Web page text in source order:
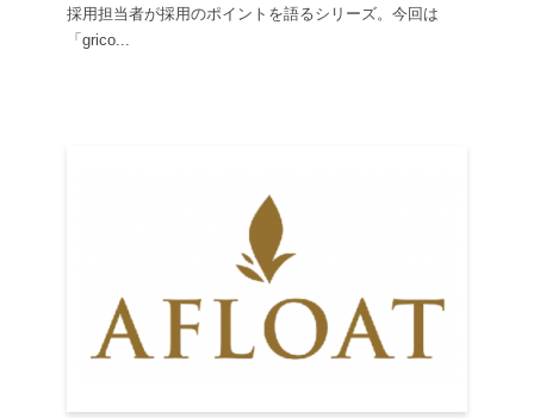
採用担当者が採用のポイントを語るシリーズ。今回は
「grico...